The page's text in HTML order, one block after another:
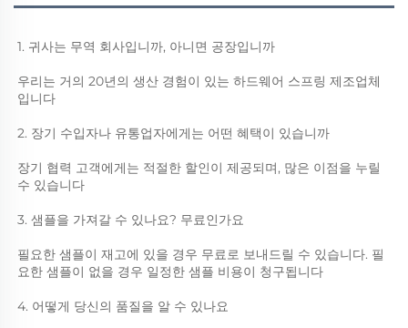
1. 귀사는 무역 회사입니까, 아니면 공장입니까
우리는 거의 20년의 생산 경험이 있는 하드웨어 스프링 제조업체
입니다
2. 장기 수입자나 유통업자에게는 어떤 혜택이 있습니까
장기 협력 고객에게는 적절한 할인이 제공되며, 많은 이점을 누릴
수 있습니다
3. 샘플을 가져갈 수 있나요? 무료인가요
필요한 샘플이 재고에 있을 경우 무료로 보내드릴 수 있습니다. 필
요한 샘플이 없을 경우 일정한 샘플 비용이 청구됩니다
4. 어떻게 당신의 품질을 알 수 있나요